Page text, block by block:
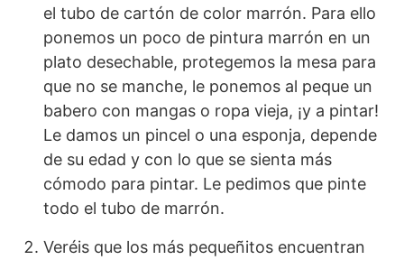
el tubo de cartón de color marrón. Para ello
ponemos un poco de pintura marrón en un
plato desechable, protegemos la mesa para
que no se manche, le ponemos al peque un
babero con mangas o ropa vieja, ¡y a pintar!
Le damos un pincel o una esponja, depende
de su edad y con lo que se sienta más
cómodo para pintar. Le pedimos que pinte
todo el tubo de marrón.
Veréis que los más pequeñitos encuentran